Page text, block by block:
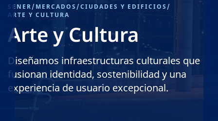
SENER/ MERCADOS /CIUDADES Y EDIFICIOS /
ARTE Y CULTURA
Arte y Cultura
Diseñamos infraestructuras culturales que
fusionan identidad, sostenibilidad y una
experiencia de usuario excepcional.